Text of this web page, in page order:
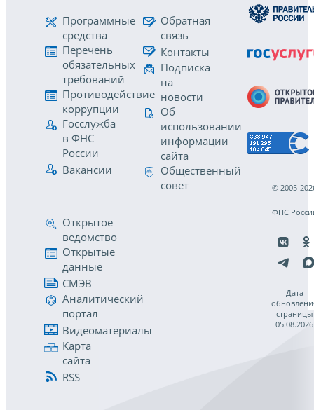
Программные
средства
Перечень
обязательных
требований
Противодействие
коррупции
Госслужба
в ФНС
России
Вакансии
Обратная
связь
Контакты
Подписка
на
новости
Об
использовании
информации
сайта
Общественный
совет
Открытое
ведомство
Открытые
данные
СМЭВ
Аналитический
портал
Видеоматериалы
Карта
сайта
RSS
© 2005-
ФНС
Дата
страницы
05.08.2026